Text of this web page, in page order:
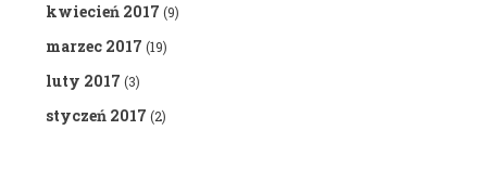
kwiecień 2017 (9)
marzec 2017 (19)
luty 2017 (3)
styczeń 2017 (2)